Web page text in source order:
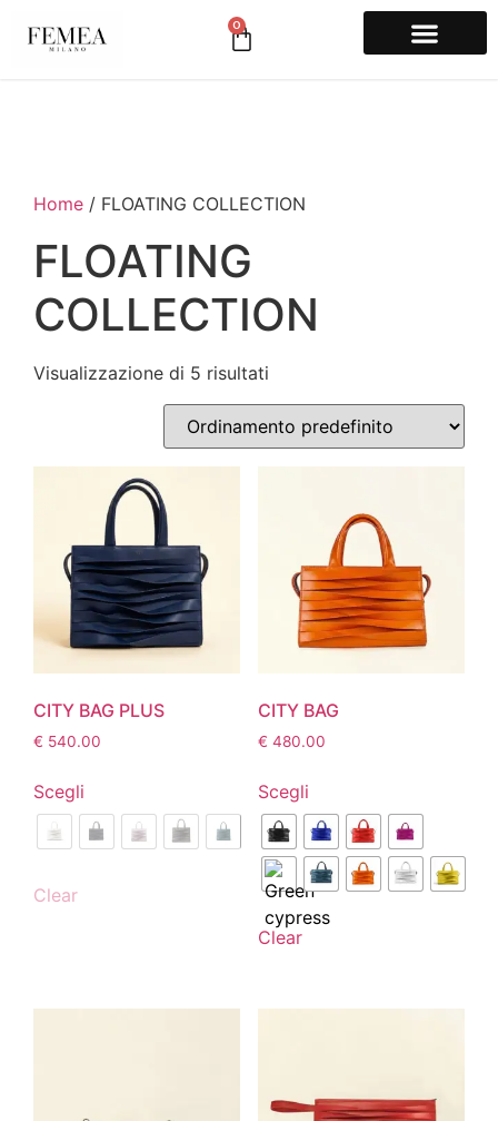
0
Home / FLOATING COLLECTION
FLOATING
COLLECTION
Visualizzazione di 5 risultati
CITY BAG PLUS
€ 540.00
Scegli
Clear
CITY BAG
€ 480.00
Scegli
Clear